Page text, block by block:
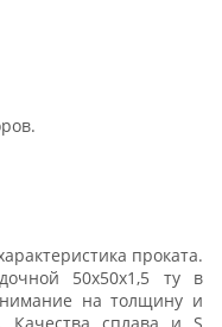
проката.
50х50х1,5 ту в
на толщину и
Качества сплава и S